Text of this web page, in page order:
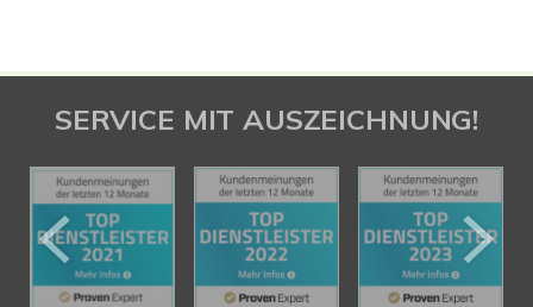
SERVICE MIT AUSZEICHNUNG!